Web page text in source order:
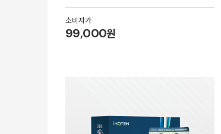
소비자가
99,000원